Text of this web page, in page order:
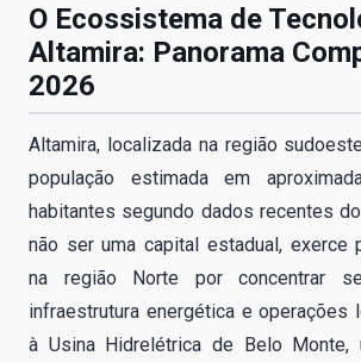
O Ecossistema de
Altamira: Panorama
2026
Altamira, localizada na região
população estimada em
habitantes segundo dados recentes
não ser uma capital estadual, exerce
na região Norte por concentrar
infraestrutura energética e operações
à Usina Hidrelétrica de Belo Monte,